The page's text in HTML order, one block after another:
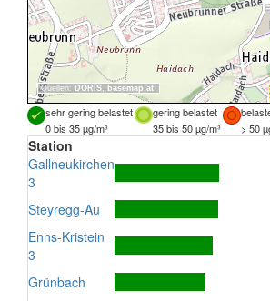
Quellen: DORIS, basemap.at
sehr gering belastet gering belastet
0 bis 35 µg/m³
35 bis 50 µg/m³ > 50
Station
Gallneukirchen
3
Steyregg-Au
Enns-Kristein
3
Grünbach